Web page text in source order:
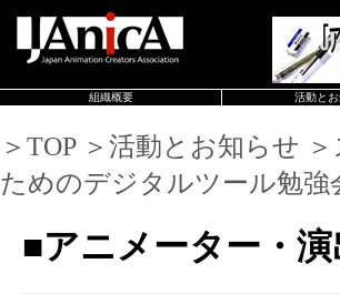
組織概要 活動と
＞TOP ＞活動とお知らせ
ためのデジタルツール勉強
■アニメーター・